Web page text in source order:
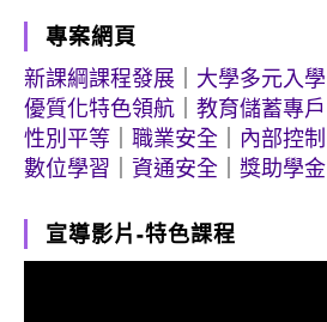
專案網頁
新課綱課程發展
大學多元入學
優質化特色領航
教育儲蓄專戶
性別平等
職業安全
內部控制
數位學習
資通安全 獎助學金
宣導影片-特色課程